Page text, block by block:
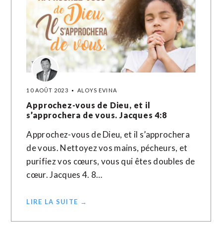
10 AOÛT 2023 ALOYS EVINA
Approchez-vous de Dieu, et il
s’approchera de vous. Jacques‬ ‭4:8‬ ‭
Approchez-vous de Dieu, et il s’approchera
de vous. Nettoyez vos mains, pécheurs, et
purifiez vos cœurs, vous qui êtes doubles de
cœur. Jacques 4. 8…
LIRE LA SUITE →